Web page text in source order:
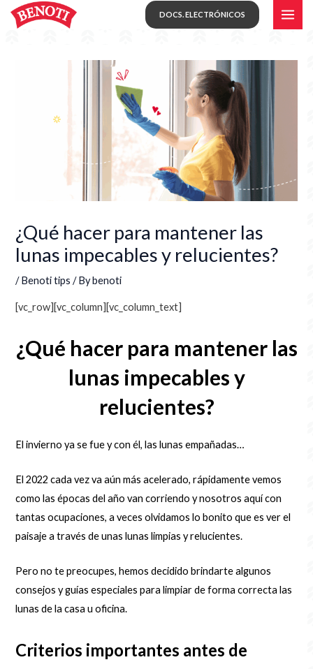
Skip
DOCS. ELECTRÓNICOS
¿Qué hacer para mantener las
lunas impecables y relucientes?
/Benoti tips / Bybenoti
[vc_row][vc_column][vc_column_text]
¿Qué hacer para mantener las
lunas impecables y
relucientes?
El invierno ya se fue y con él, las lunas empañadas…
El 2022 cada vez va aún más acelerado, rápidamente vemos
como las épocas del año van corriendo y nosotros aquí con
tantas ocupaciones, a veces olvidamos lo bonito que es ver el
paisaje a través de unas lunas limpias y relucientes.
Pero no te preocupes, hemos decidido brindarte algunos
consejos y guías especiales para limpiar de forma correcta las
lunas de la casa u oficina.
Criterios importantes antes de